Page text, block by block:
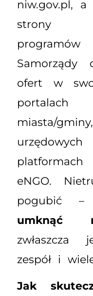
niw.gov.pl,
strony
Samorządy
ofert w
miasta/
eNGO.
pogubić
umknąć
zwłaszcza
zespół i
Jak